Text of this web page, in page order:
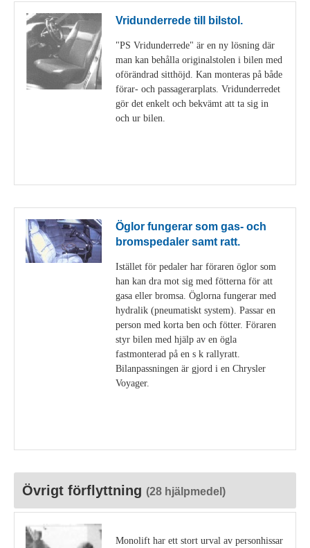
Vridunderrede till bilstol.
"PS Vridunderrede" är en ny lösning där
man kan behålla originalstolen i bilen med
oförändrad sitthöjd. Kan monteras på både
förar- och passagerarplats. Vridunderredet
gör det enkelt och bekvämt att ta sig in
och ur bilen.
Öglor fungerar som gas- och
bromspedaler samt ratt.
Istället för pedaler har föraren öglor som
han kan dra mot sig med fötterna för att
gasa eller bromsa. Öglorna fungerar med
hydralik (pneumatiskt system). Passar en
person med korta ben och fötter. Föraren
styr bilen med hjälp av en ögla
fastmonterad på en s k rallyratt.
Bilanpassningen är gjord i en Chrysler
Voyager.
Övrigt förflyttning (28 hjälpmedel)
Monolift har ett stort urval av personhissar